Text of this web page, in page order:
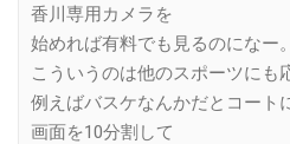
香川専用カメラを
始めれば有料でも見るのになー。
こういうのは他のスポーツにも
例えばバスケなんかだとコート
画面を10分割して